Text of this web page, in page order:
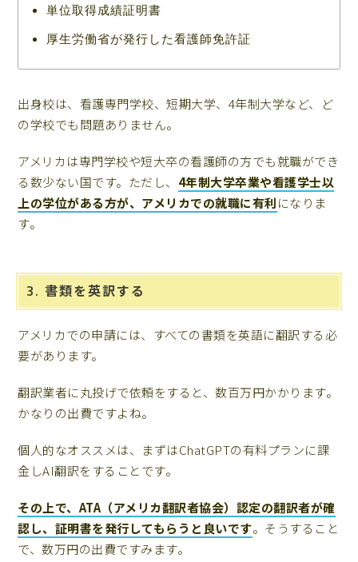
単位取得成績証明書
厚生労働省が発行した看護師免許証
出身校は、看護専門学校、短期大学、4年制大学など、ど
の学校でも問題ありません。
アメリカは専門学校や短大卒の看護師の方でも就職ができ
る数少ない国です。ただし、 4年制大学卒業や看護学士以
上の学位がある方が、アメリカでの就職に有利になりま
す。
3. 書類を英訳する
アメリカでの申請には、すべての書類を英語に翻訳する必
要があります。
翻訳業者に丸投げで依頼をすると、数百万円かかります。
かなりの出費ですよね。
個人的なオススメは、まずはChatGPTの有料プランに課
金しAI翻訳をすることです。
その上で、ATA（アメリカ翻訳者協会）認定の翻訳者が確
認し、証明書を発行してもらうと良いです。そうすること
で、数万円の出費ですみます。